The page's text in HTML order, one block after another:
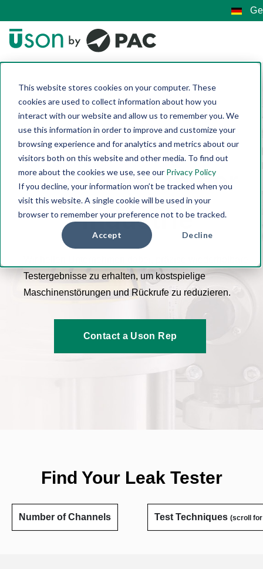
This website stores cookies on your computer. These
cookies are used to collect information about how you
interact with our website and allow us to remember you. We
use this information in order to improve and customize your
browsing experience and for analytics and metrics about our
visitors both on this website and other media. To find out
more about the cookies we use, see our Privacy Policy
If you decline, your information won’t be tracked when you
visit this website. A single cookie will be used in your
browser to remember your preference not to be tracked.
Accept Decline
Lecktests in der
Industrie
Testergebnisse zu erhalten, um kostspielige
Maschinenstörungen und Rückrufe zu reduzieren.
Contact a Uson Rep
Find Your Leak Tester
Number of Channels Test Techniques (scroll